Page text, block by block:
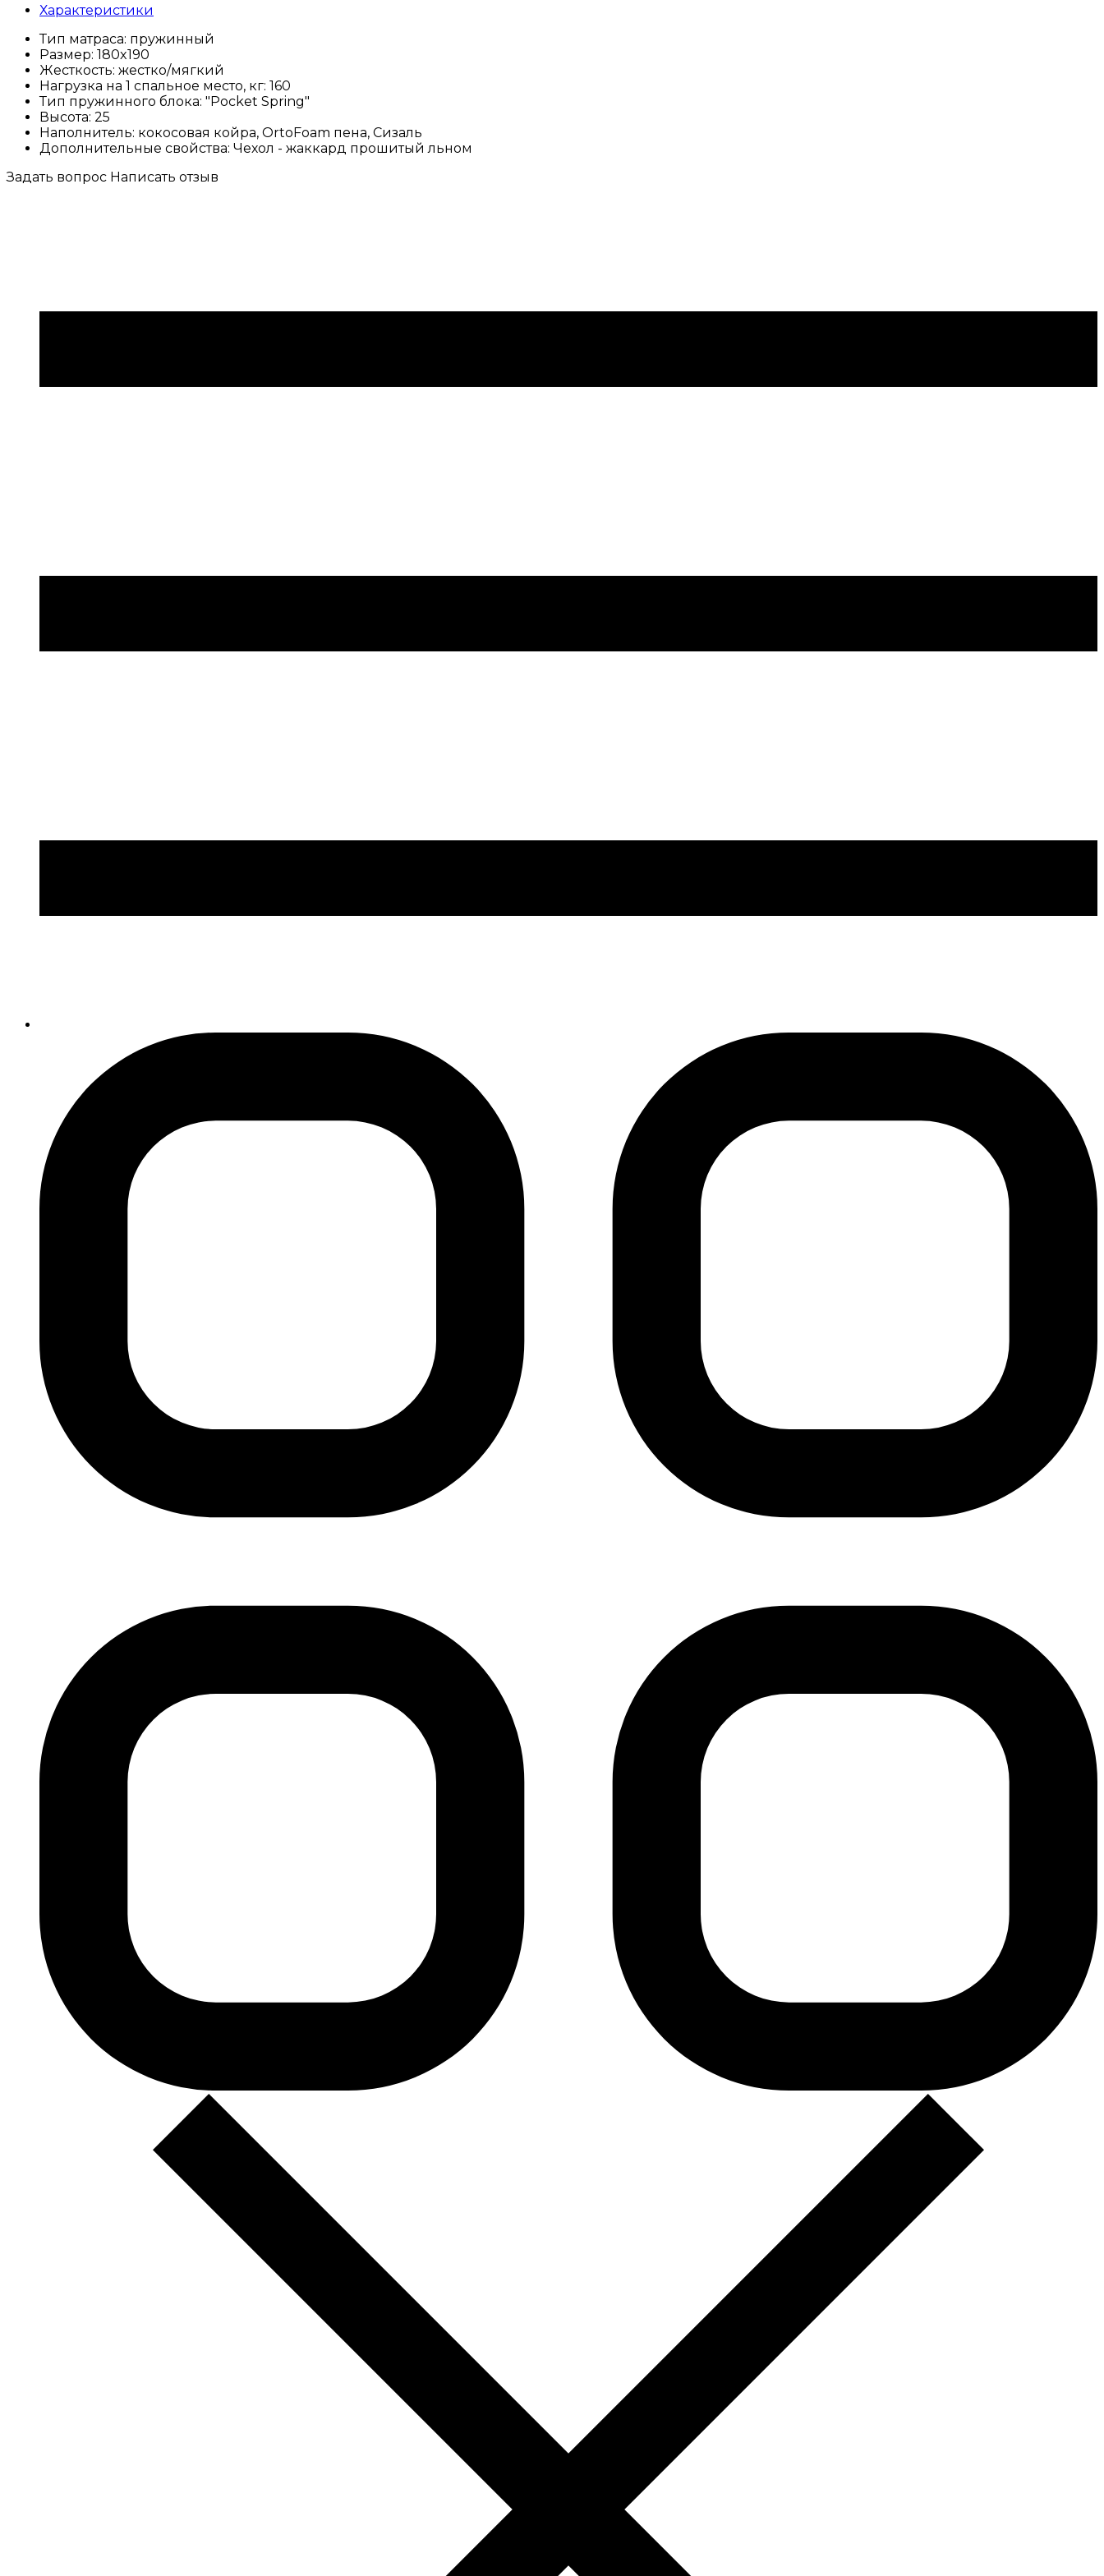
Характеристики
Тип матраса: пружинный
Размер: 180x190
Жесткость: жестко/мягкий
Нагрузка на 1 спальное место, кг: 160
Тип пружинного блока: "Pocket Spring"
Высота: 25
Наполнитель: кокосовая койра, OrtoFoam пена, Сизаль
Дополнительные свойства: Чехол - жаккард прошитый льном
Задать вопрос Написать отзыв